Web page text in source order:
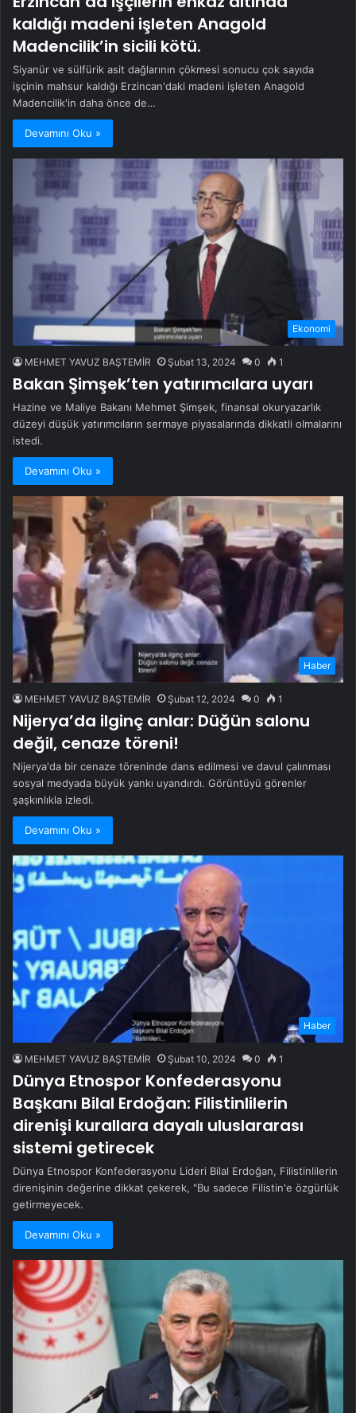
kaldığı madeni işleten Anagold
Madencilik’in sicili kötü.
Siyanür ve sülfürik asit dağlarının çökmesi sonucu çok sayıda
işçinin mahsur kaldığı Erzincan'daki madeni işleten Anagold
Madencilik'in daha önce de…
Devamını Oku »
Ekonomi
MEHMET YAVUZ BAŞTEMİR Şubat 13, 2024 0 1
Bakan Şimşek’ten yatırımcılara uyarı
Hazine ve Maliye Bakanı Mehmet Şimşek, finansal okuryazarlık
düzeyi düşük yatırımcıların sermaye piyasalarında dikkatli olmalarını
istedi.
Devamını Oku »
Haber
MEHMET YAVUZ BAŞTEMİR Şubat 12, 2024 0 1
Nijerya’da ilginç anlar: Düğün salonu
değil, cenaze töreni!
Nijerya'da bir cenaze töreninde dans edilmesi ve davul çalınması
sosyal medyada büyük yankı uyandırdı. Görüntüyü görenler
şaşkınlıkla izledi.
Devamını Oku »
Haber
MEHMET YAVUZ BAŞTEMİR Şubat 10, 2024 0 1
Dünya Etnospor Konfederasyonu
Başkanı Bilal Erdoğan: Filistinlilerin
direnişi kurallara dayalı uluslararası
sistemi getirecek
Dünya Etnospor Konfederasyonu Lideri Bilal Erdoğan, Filistinlilerin
direnişinin değerine dikkat çekerek, "Bu sadece Filistin'e özgürlük
getirmeyecek.
Devamını Oku »